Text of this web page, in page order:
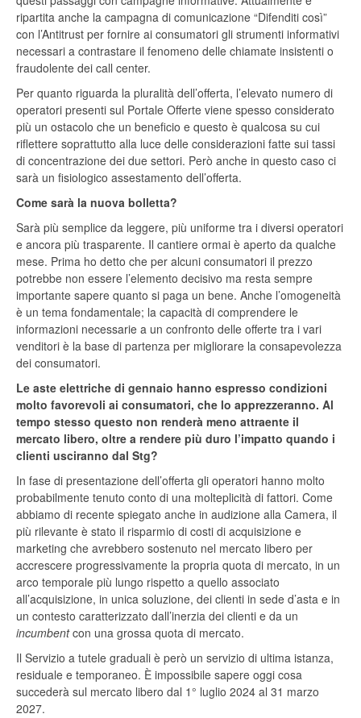
ripartita anche la campagna di comunicazione “Difenditi così”
con l’Antitrust per fornire ai consumatori gli strumenti informativi
necessari a contrastare il fenomeno delle chiamate insistenti o
fraudolente dei call center.
Per quanto riguarda la pluralità dell’offerta, l’elevato numero di
operatori presenti sul Portale Offerte viene spesso considerato
più un ostacolo che un beneficio e questo è qualcosa su cui
riflettere soprattutto alla luce delle considerazioni fatte sui tassi
di concentrazione dei due settori. Però anche in questo caso ci
sarà un fisiologico assestamento dell’offerta.
Come sarà la nuova bolletta?
Sarà più semplice da leggere, più uniforme tra i diversi operatori
e ancora più trasparente. Il cantiere ormai è aperto da qualche
mese. Prima ho detto che per alcuni consumatori il prezzo
potrebbe non essere l’elemento decisivo ma resta sempre
importante sapere quanto si paga un bene. Anche l’omogeneità
è un tema fondamentale; la capacità di comprendere le
informazioni necessarie a un confronto delle offerte tra i vari
venditori è la base di partenza per migliorare la consapevolezza
dei consumatori.
Le aste elettriche di gennaio hanno espresso condizioni
molto favorevoli ai consumatori, che lo apprezzeranno. Al
tempo stesso questo non renderà meno attraente il
mercato libero, oltre a rendere più duro l’impatto quando i
clienti usciranno dal Stg?
In fase di presentazione dell’offerta gli operatori hanno molto
probabilmente tenuto conto di una molteplicità di fattori. Come
abbiamo di recente spiegato anche in audizione alla Camera, il
più rilevante è stato il risparmio di costi di acquisizione e
marketing che avrebbero sostenuto nel mercato libero per
accrescere progressivamente la propria quota di mercato, in un
arco temporale più lungo rispetto a quello associato
all’acquisizione, in unica soluzione, dei clienti in sede d’asta e in
un contesto caratterizzato dall’inerzia dei clienti e da un
incumbentcon una grossa quota di mercato.
Il Servizio a tutele graduali è però un servizio di ultima istanza,
residuale e temporaneo. È impossibile sapere oggi cosa
succederà sul mercato libero dal 1° luglio 2024 al 31 marzo
2027.